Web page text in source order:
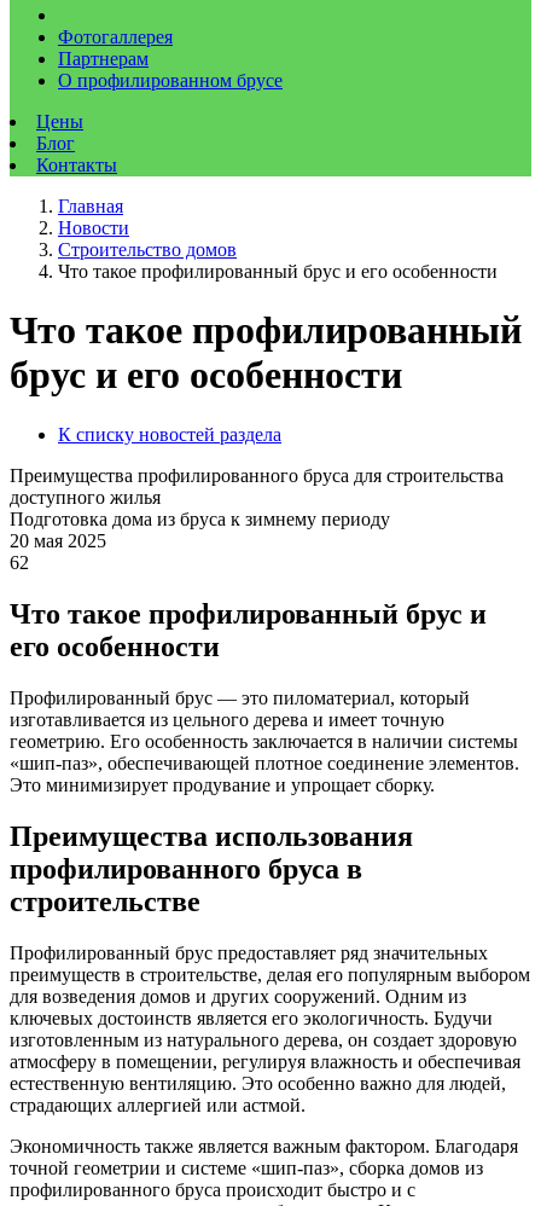
Фотогаллерея
Партнерам
О профилированном брусе
Цены
Блог
Контакты
Главная
Новости
Строительство домов
Что такое профилированный брус и его особенности
Что такое профилированный
брус и его особенности
К списку новостей раздела
Преимущества профилированного бруса для строительства
доступного жилья
Подготовка дома из бруса к зимнему периоду
20 мая 2025
62
Что такое профилированный брус и
его особенности
Профилированный брус — это пиломатериал, который
изготавливается из цельного дерева и имеет точную
геометрию. Его особенность заключается в наличии системы
«шип-паз», обеспечивающей плотное соединение элементов.
Это минимизирует продувание и упрощает сборку.
Преимущества использования
профилированного бруса в
строительстве
Профилированный брус предоставляет ряд значительных
преимуществ в строительстве, делая его популярным выбором
для возведения домов и других сооружений. Одним из
ключевых достоинств является его экологичность. Будучи
изготовленным из натурального дерева, он создает здоровую
атмосферу в помещении, регулируя влажность и обеспечивая
естественную вентиляцию. Это особенно важно для людей,
страдающих аллергией или астмой.
Экономичность также является важным фактором. Благодаря
точной геометрии и системе «шип-паз», сборка домов из
профилированного бруса происходит быстро и с